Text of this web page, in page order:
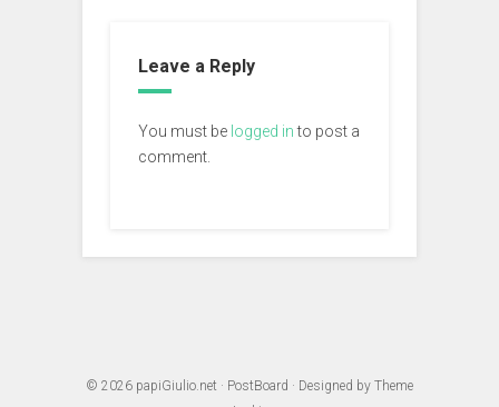
Leave a Reply
You must be logged into post a
comment.
© 2026 papiGiulio.net · PostBoard · Designed by Theme